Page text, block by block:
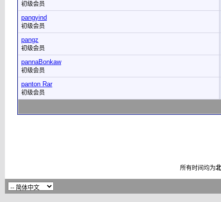
初级会员
pangyind
初级会员
pangz
初级会员
pannaBonkaw
初级会员
panton Rar
初级会员
所有时间均为